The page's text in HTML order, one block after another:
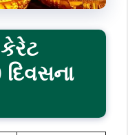
દિવસના